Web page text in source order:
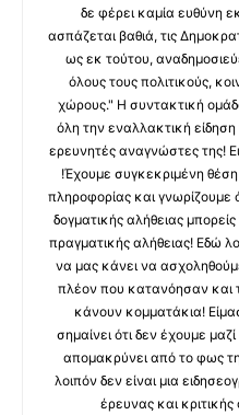
δε φέρει καμία ευθύνη
ασπάζεται βαθιά, τις
ως εκ τούτου,
όλους τους πολιτικούς,
χώρους." Η συντακτική
όλη την εναλλακτική
ερευνητές αναγνώστες της!
!Έχουμε συγκεκριμένη
πληροφορίας και γνωρίζουμε
δογματικής αλήθειας
πραγματικής αλήθειας! Εδώ
να μας κάνει να
πλέον που κατανόησαν και
κάνουν κομματάκια!
σημαίνει ότι δεν έχουμε
απομακρύνει από το φως
λοιπόν δεν είναι μια
έρευνας και